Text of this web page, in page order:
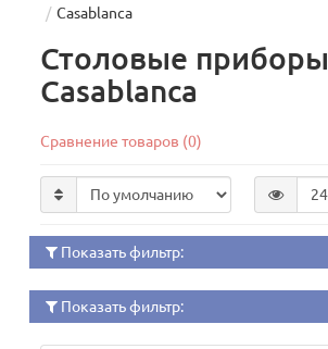
Casablanca
Столовые приборы
Casablanca
Сравнение товаров (0)
Показать фильтр:
Показать фильтр: